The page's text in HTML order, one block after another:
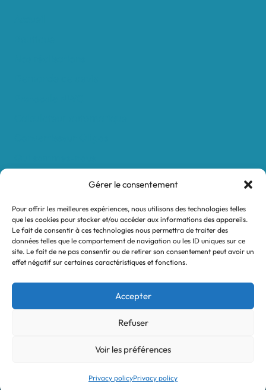
Gérer le consentement
Pour offrir les meilleures expériences, nous utilisons des technologies telles
que les cookies pour stocker et/ou accéder aux informations des appareils.
Le fait de consentir à ces technologies nous permettra de traiter des
données telles que le comportement de navigation ou les ID uniques sur ce
site. Le fait de ne pas consentir ou de retirer son consentement peut avoir un
effet négatif sur certaines caractéristiques et fonctions.
Accepter
Refuser
Voir les préférences
Privacy policyPrivacy policy
Nos revendeurs
Mon compte